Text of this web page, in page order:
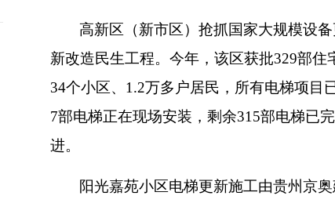
高新区（新市区）抢抓国家大规模设
新改造民生工程。今年，该区获批329部住
34个小区、1.2万多户居民，所有电梯项目
7部电梯正在现场安装，剩余315部电梯已
进。
阳光嘉苑小区电梯更新施工由贵州京